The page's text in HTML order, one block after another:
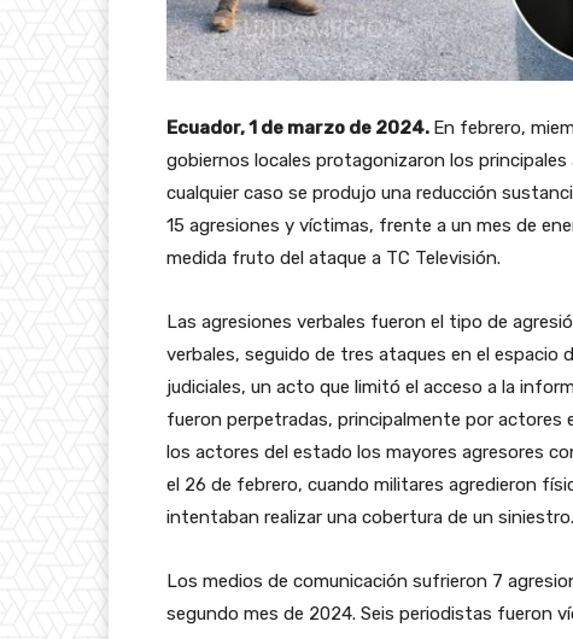
Ecuador, 1 de marzo de 2024. En febrero,
gobiernos locales protagonizaron los
cualquier caso se produjo una reducción
15 agresiones y víctimas, frente a un mes de
medida fruto del ataque a TC Televisión.
Las agresiones verbales fueron el tipo de
verbales, seguido de tres ataques en el
judiciales, un acto que limitó el acceso a la
fueron perpetradas, principalmente por
los actores del estado los mayores agresores
el 26 de febrero, cuando militares agredieron
intentaban realizar una cobertura de un siniestro.
Los medios de comunicación sufrieron 7
segundo mes de 2024. Seis periodistas fueron